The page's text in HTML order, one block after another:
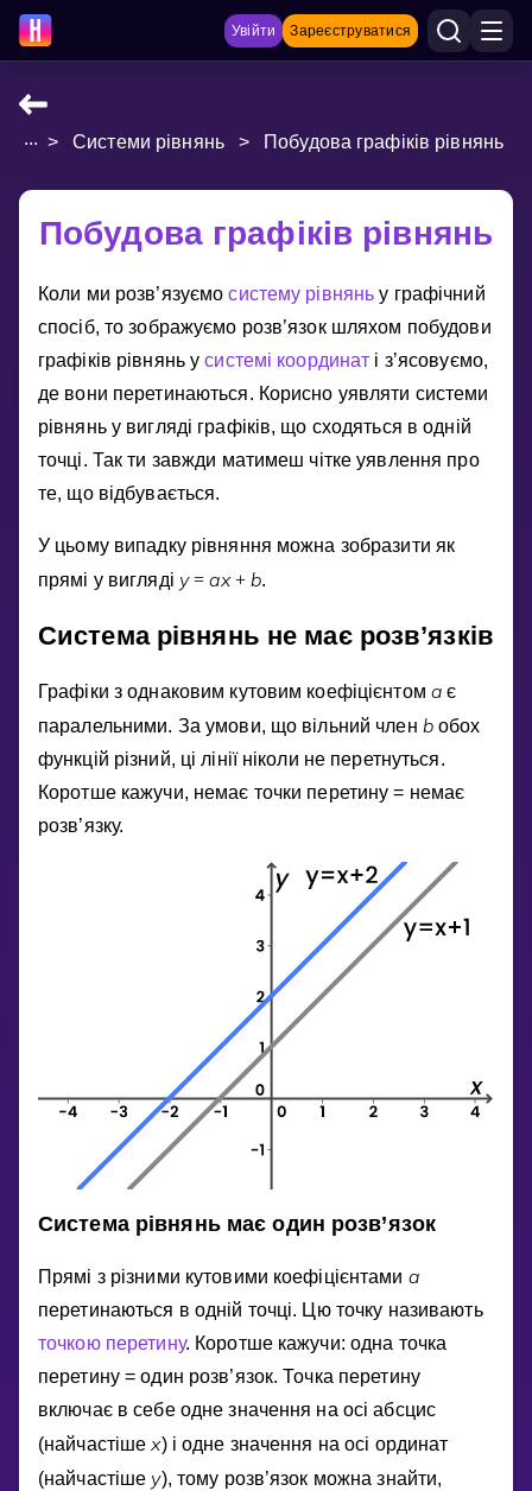
Увійти Зареєструватися
НАВЧАЛЬНІ МАТЕРІАЛИ
Показати більше
ІГРИ
Multiplication Master
Джуніор-матем
Показати більше
Invite a Friend
НАВЧАЛЬНИЙ ПЛАН
... > Системи рівнянь > Побудова графіків рівнянь
Побудова графіків рівнянь
Коли ми розв’язуємосистему рiвнянь у графiчний
спосiб, то зображуємо розв’язок шляхом побудови
графiкiв рiвнянь усистемi координат i з’ясовуємо,
де вони перетинаються. Корисно уявляти системи
рiвнянь у виглядi графiкiв, що сходяться в однiй
точцi. Так ти завжди матимеш чiтке уявлення про
те, що вiдбувається.
У цьому випадку рiвняння можна зобразити як
прямi у виглядi y = ax + b.
Система рiвнянь не має розв’язкiв
Графiки з однаковим кутовим коефiцiєнтом a є
паралельними. За умови, що вiльний член bобох
функцiй рiзний, цi лiнiї нiколи не перетнуться.
Коротше кажучи, немає точки перетину = немає
розв’язку.
Система рiвнянь має один розв’язок
Прямi з рiзними кутовими коефiцiєнтами a
перетинаються в однiй точцi. Цю точку називають
точкою перетину. Коротше кажучи: одна точка
перетину = один розв’язок. Точка перетину
включає в себе одне значення на осi абсцис
(найчастiше x) i одне значення на осi ординат
(найчастiше y), тому розв’язок можна знайти,